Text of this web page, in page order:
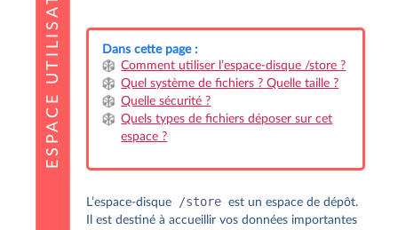
Dans cette page :
Comment utiliser l’espace-disque /store ?
Quel système de fichiers ? Quelle taille ?
Quelle sécurité ?
Quels types de fichiers déposer sur cet
espace ?
L’espace-disque /store est un espace de dépôt.
Il est destiné à accueillir vos données importantes